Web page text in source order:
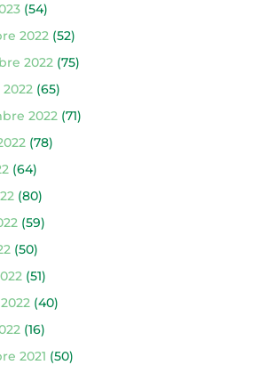
(54)
2022(52)
2022(75)
(65)
2022(71)
(78)
(64)
(80)
(59)
(50)
(51)
(40)
(16)
2021 (50)